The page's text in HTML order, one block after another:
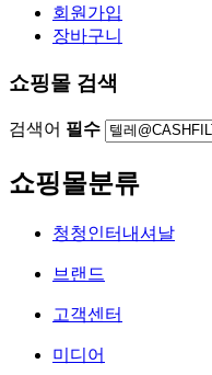
회원가입
장바구니
쇼핑몰 검색
검색어 필수
쇼핑몰분류
청청인터내셔날
브랜드
고객센터
미디어